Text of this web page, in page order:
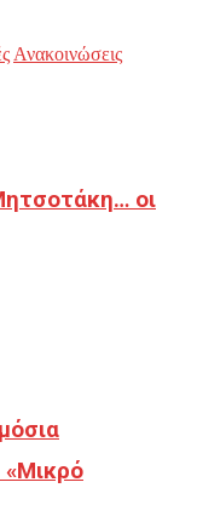
Ανακοινώσεις
οι